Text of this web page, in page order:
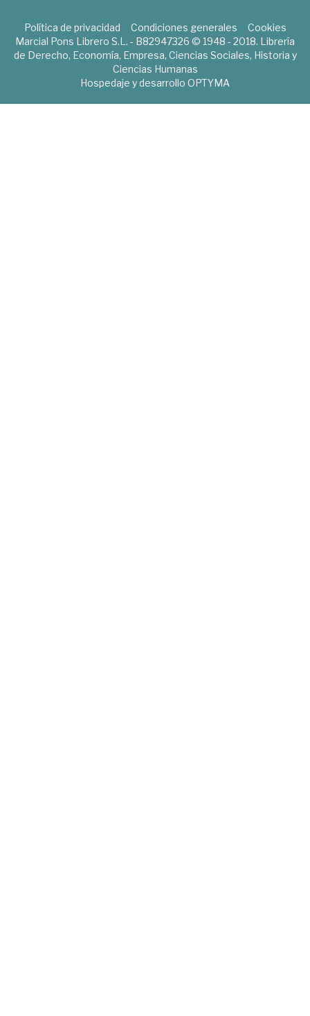
Política de privacidad Condiciones generales
Cookies
Marcial Pons Librero S.L. - B82947326 © 1948 - 2018. Librería
de Derecho, Economía, Empresa, Ciencias Sociales, Historia y
Ciencias Humanas
Hospedaje y desarrollo OPTYMA